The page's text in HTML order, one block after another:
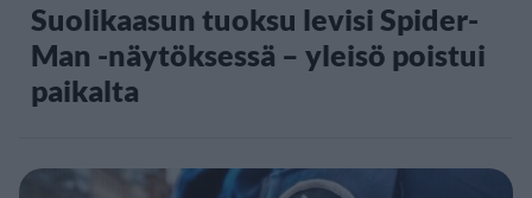
Suolikaasun tuoksu levisi Spider-
Man -näytöksessä – yleisö poistui
paikalta